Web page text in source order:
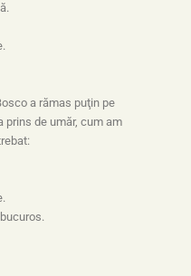
a rămas puţin pe
prins de umăr, cum am